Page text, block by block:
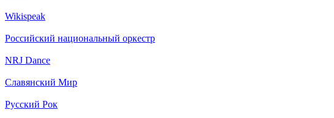
Wikispeak
Российский национальный оркестр
NRJ Dance
Славянский Мир
Русский Рок